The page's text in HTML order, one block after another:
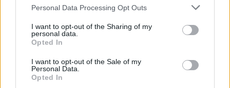
Personal Data Processing Opt Outs
I want to opt-out of the Sharing of my
personal data.
Opted In
I want to opt-out of the Sale of my
Personal Data.
Opted In
Staran luetuimmat